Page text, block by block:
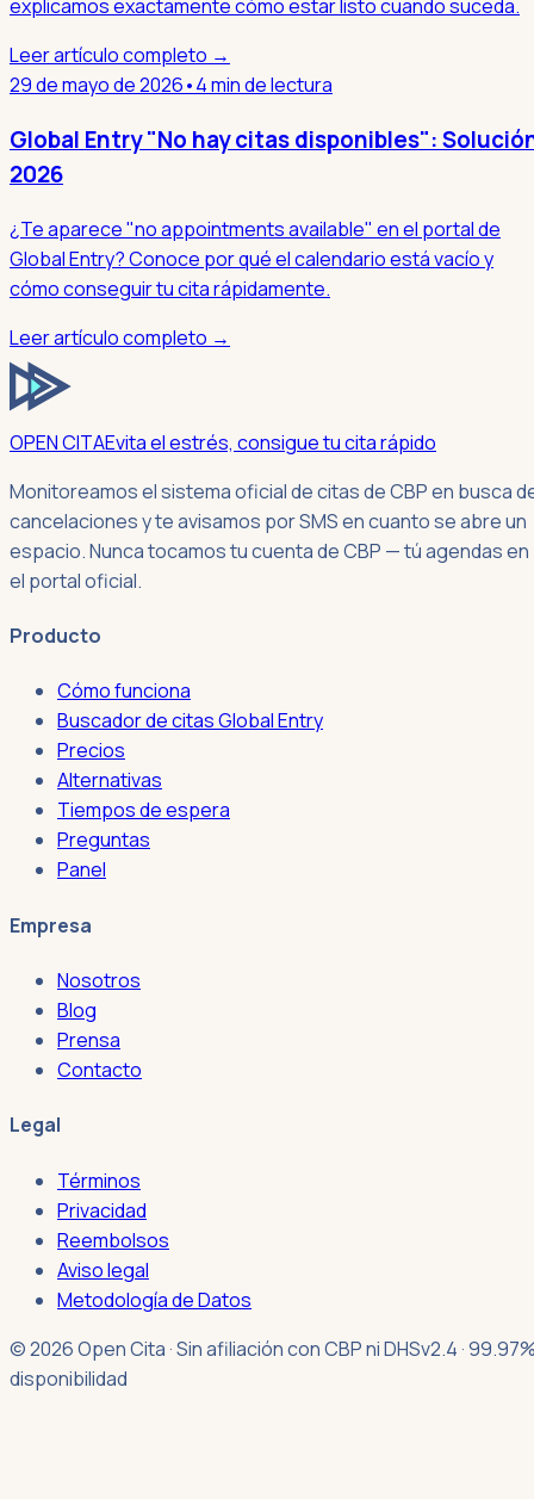
explicamos exactamente cómo estar listo cuando suceda.
Leer artículo completo →
29 de mayo de 2026•4 min de lectura
Global Entry "No hay citas disponibles":
2026
¿Te aparece "no appointments available" en el portal de
Global Entry? Conoce por qué el calendario está vacío y
cómo conseguir tu cita rápidamente.
Leer artículo completo →
OPEN CITAEvita el estrés, consigue tu cita rápido
Monitoreamos el sistema oficial de citas de CBP en busca
cancelaciones y te avisamos por SMS en cuanto se abre un
espacio. Nunca tocamos tu cuenta de CBP — tú agendas en
el portal oficial.
Producto
Cómo funciona
Buscador de citas Global Entry
Precios
Alternativas
Tiempos de espera
Preguntas
Panel
Empresa
Nosotros
Blog
Prensa
Contacto
Legal
Términos
Privacidad
Reembolsos
Aviso legal
Metodología de Datos
© 2026 Open Cita · Sin afiliación con CBP ni DHSv2.4 ·
disponibilidad